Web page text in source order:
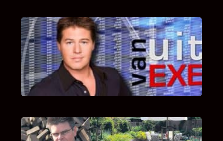
UITSTEL VAN EXECUTIE
Bekijk hier de fragmenten van de deelname
van Bricks and Stones aan dit programma.
INTERVIEW MET HANS BOEREMA